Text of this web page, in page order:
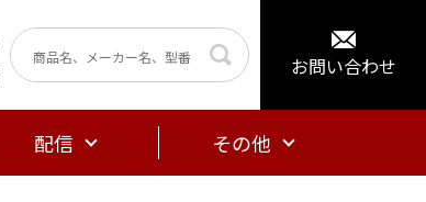
お問い合わせ
配信 その他